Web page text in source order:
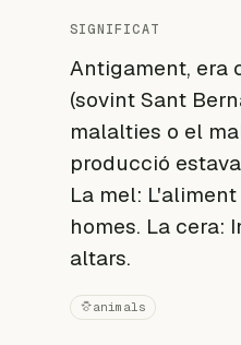
SIGNIFICAT
Antigament, era
(sovint Sant
malalties o el
producció
La mel:
homes. La cera:
altars.
animals